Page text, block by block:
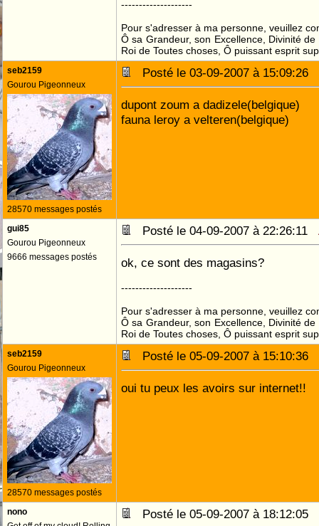
--------------------
Pour s'adresser à ma personne, veuillez
Ô sa Grandeur, son Excellence, Divinité
Roi de Toutes choses, Ô puissant esprit
seb2159
Gourou Pigeonneux
28570 messages postés
Posté le 03-09-2007 à 15:09:26
dupont zoum a dadizele(belgique)
fauna leroy a velteren(belgique)
gui85
Gourou Pigeonneux
9666 messages postés
Posté le 04-09-2007 à 22:26:11
ok, ce sont des magasins?
--------------------
Pour s'adresser à ma personne, veuillez
Ô sa Grandeur, son Excellence, Divinité
Roi de Toutes choses, Ô puissant esprit
seb2159
Gourou Pigeonneux
28570 messages postés
Posté le 05-09-2007 à 15:10:36
oui tu peux les avoirs sur internet!!
nono
Posté le 05-09-2007 à 18:12:05